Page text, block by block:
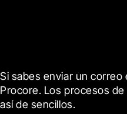
Si sabes enviar un
Procore. Los procesos
así de sencillos.